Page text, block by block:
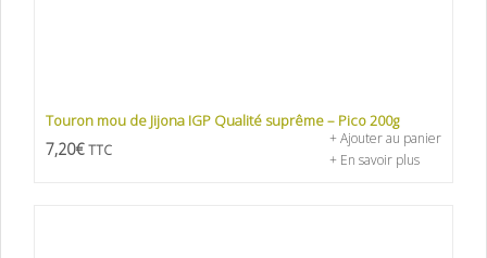
Touron mou de Jijona IGP Qualité suprême – Pico 200g
7,20€ TTC
+ Ajouter au panier
+ En savoir plus